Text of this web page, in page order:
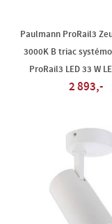
Paulmann ProRail3
3000K B triac
ProRail3 LED 33 W
2 893,-